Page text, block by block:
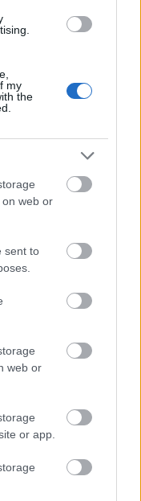
my
the
web or
sent to
web or
or app.
a FERROÉP
tartanak majd.
indult be a
az 5. blokk új
repülőtér
fejlesztése
vezetéken